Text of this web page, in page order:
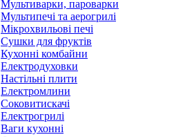
Мультиварки, пароварки
Мультипечі та аерогрилі
Мікрохвильові печі
Сушки для фруктів
Кухонні комбайни
Електродуховки
Настільні плити
Електромлини
Соковитискачі
Електрогрилі
Ваги кухонні